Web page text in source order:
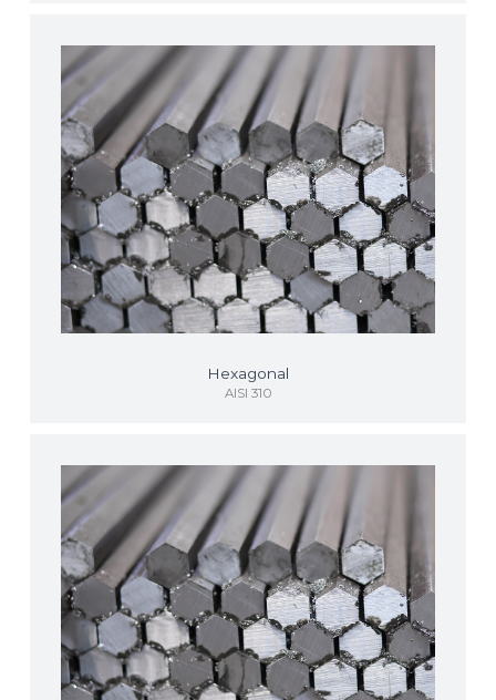
Hexagonal
AISI 310